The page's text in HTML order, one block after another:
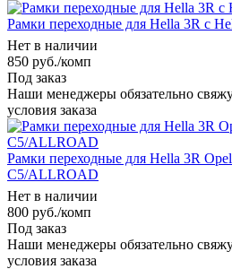
Рамки переходные для Hella 3R c
Нет в наличии
850 руб./комп
Под заказ
Наши менеджеры обязательно
условия заказа
Рамки переходные для Hella 3R
C5/ALLROAD
Нет в наличии
800 руб./комп
Под заказ
Наши менеджеры обязательно
условия заказа